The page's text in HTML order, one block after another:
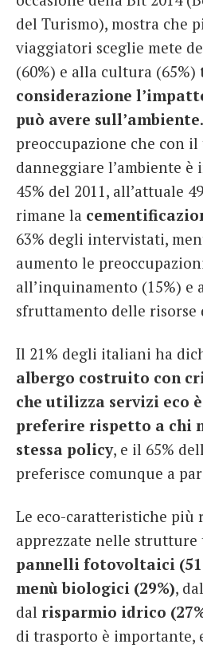
del Turismo), mostra che
viaggiatori sceglie mete
(60%) e alla cultura (65%)
considerazione
può avere sull’ambiente
preoccupazione che con il
danneggiare l’ambiente
45% del 2011, all’attuale
rimane la
63% degli intervistati,
aumento le
all’inquinamento (15%) e
sfruttamento delle
Il 21% degli italiani ha
albergo costruito con
che utilizza servizi eco
preferire rispetto a chi
stessa policy, e il 65%
preferisce comunque a
Le eco-caratteristiche più
apprezzate nelle
pannelli fotovoltaici
menù biologici (29%), dal
dal risparmio idrico
di trasporto è importante,